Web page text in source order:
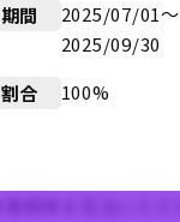
間
2025/07/01〜
2025/09/30
合 100%